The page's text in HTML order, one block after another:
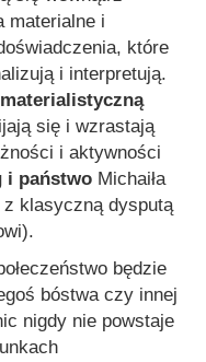
materialne i
które
i interpretują.
materialistyczną
się i wzrastają
i aktywności
i państwo Michaiła
z klasyczną dysputą
będzie
bóstwa czy innej
nigdy nie powstaje